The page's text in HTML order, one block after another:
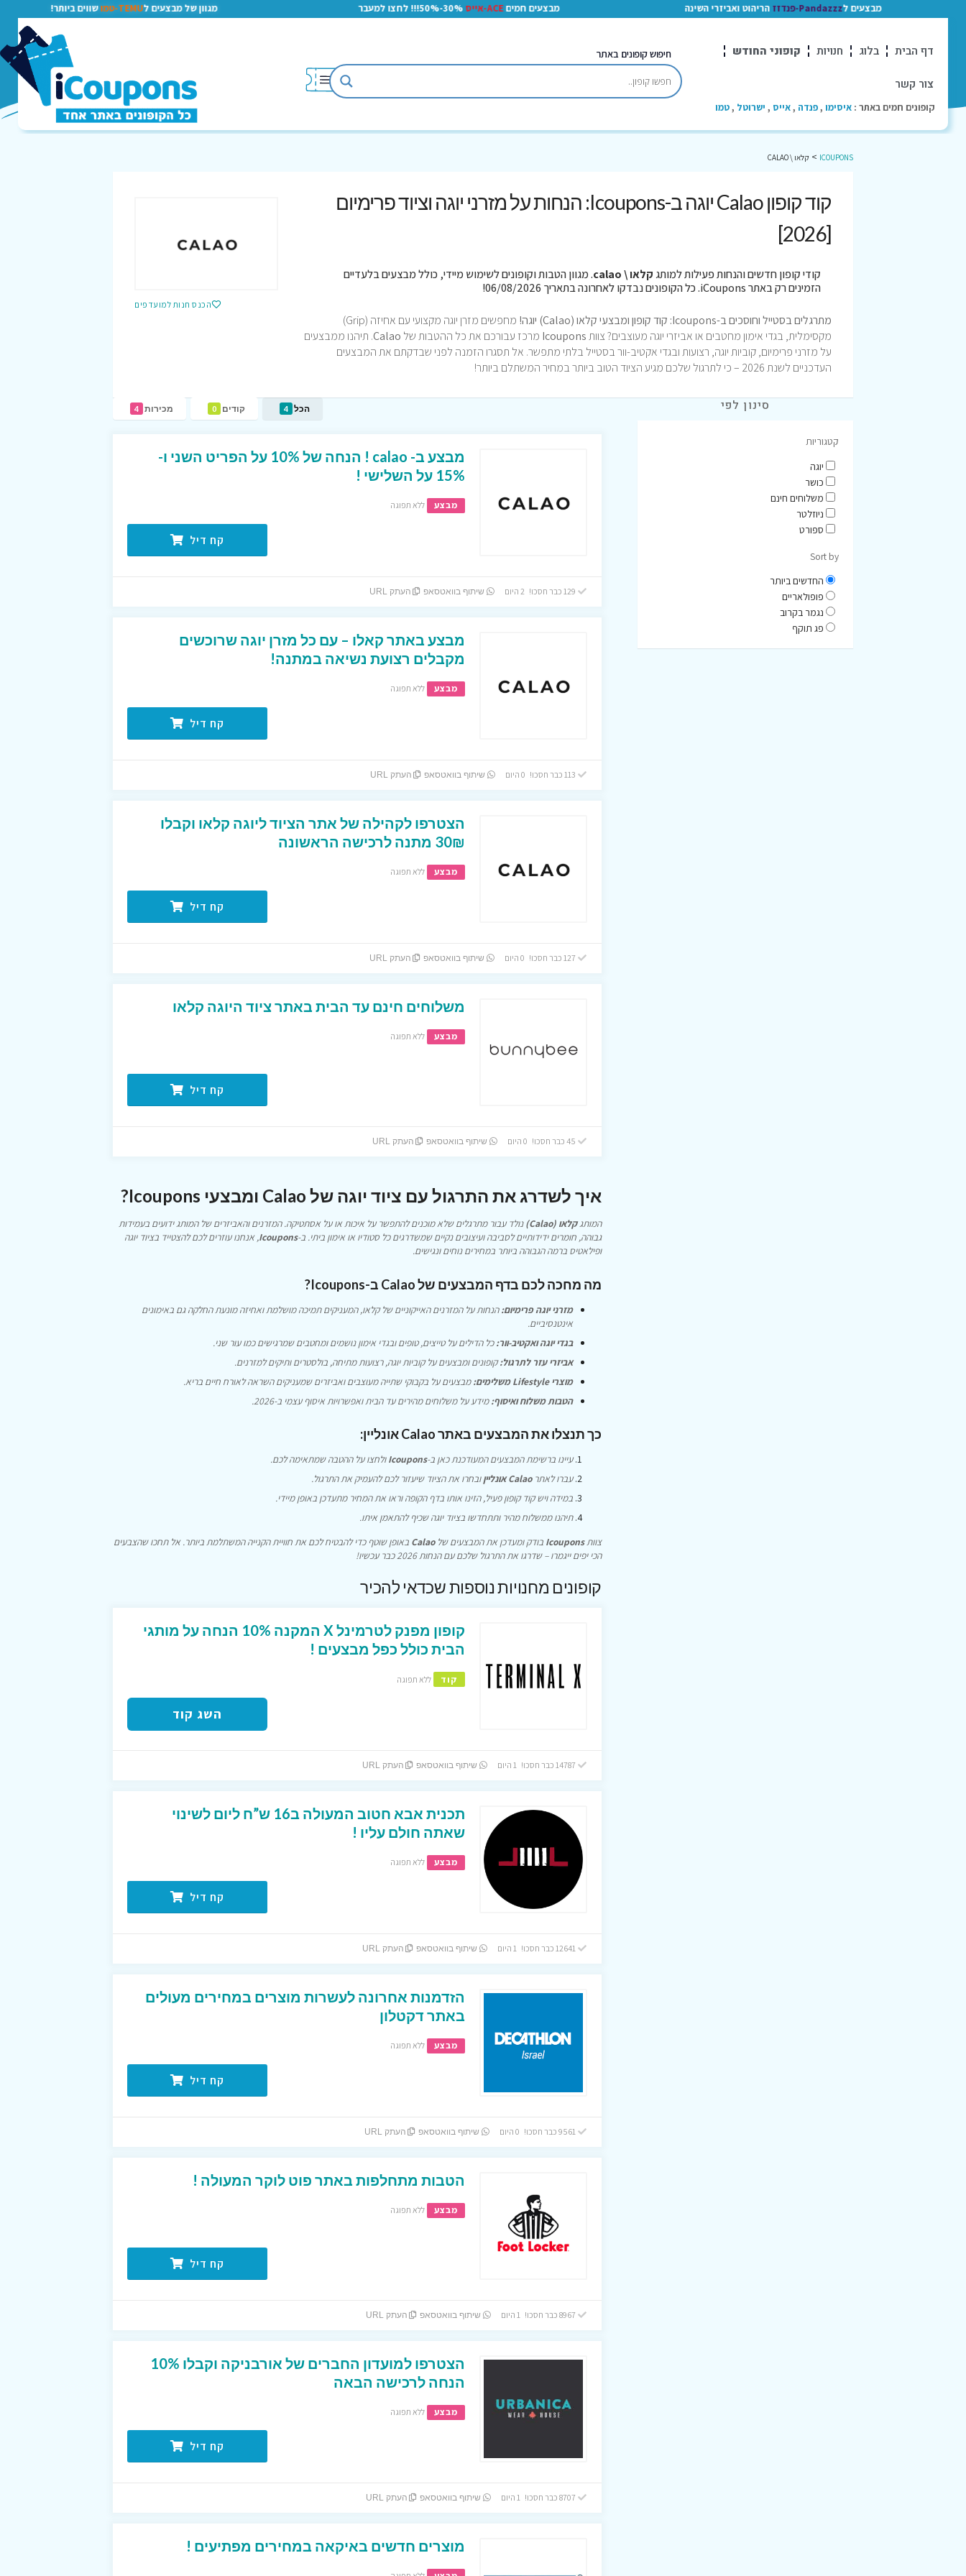
מבצעים לPandazzz-פנדזז הריהוט ואביזרי השינה מבצעים חמיםACE-אייס 30%-50%!!! לחצו למעבר מגוון של מבצעים לTEMU-טמו שווים ביותר!
דף הבית בלוג חנויות קופוני החודש
צור קשר
קופונים חמים באתר : איסימו ,פנדה ,אייס , ישרוטל ,טמו
חיפוש קופונים באתר
ICOUPONS
> קלאו \ CALAO
הכנס חנות למועדפים
קוד קופון Calao יוגה ב-Icoupons: הנחות על מזרני יוגה וציוד פרימיום
[2026]
קודי קופון חדשים והנחות פעילות למותגקלאו \ calao
. מגוון הטבות וקופונים לשימוש מיידי, כולל מבצעים בלעדיים
הזמינים רק באתר iCoupons. כל הקופונים נבדקו לאחרונה בתאריך 06/08/2026!
מתרגלים בסטייל וחוסכים ב-Icoupons: קוד קופון ומבצעי קלאו (Calao) יוגה!
מחפשים מזרן יוגה מקצועי עם אחיזה (Grip)
מקסימלית, בגדי אימון מחטבים או אביזרי יוגה מעוצבים? צוותIcoupons מרכז עבורכם את כל ההטבות של Calao. תיהנו ממבצעים
על מזרני פרימיום, קוביות יוגה, רצועות ובגדי אקטיב-וור בסטייל בלתי מתפשר. אל תסגרו הזמנה לפני שבדקתם את המבצעים
העדכניים לשנת 2026 – כי לתרגול שלכם מגיע הציוד הטוב ביותר במחיר המשתלם ביותר!
הכל 4 קודים 0 מכירות 4
מבצע ב- calao ! הנחה של 10% על הפריט השני ו-
15% על השלישי !
מבצע ללא תפוגה
קח דיל
שיתוף בוואטסאפ העתק URL
מבצע באתר קאלו – עם כל מזרן יוגה שרוכשים
מקבלים רצועת נשיאה במתנה!
מבצע ללא תפוגה
קח דיל
שיתוף בוואטסאפ העתק URL
הצטרפו לקהילה של אתר הציוד ליוגה קלאו וקבלו
30₪ מתנה לרכישה הראשונה
מבצע ללא תפוגה
קח דיל
שיתוף בוואטסאפ העתק URL
משלוחים חינם עד הבית באתר ציוד היוגה קלאו
מבצע ללא תפוגה
קח דיל
שיתוף בוואטסאפ העתק URL
איך לשדרג את התרגול עם ציוד יוגה של Calao ומבצעי Icoupons?
המותגקלאו (Calao)
נולד עבור מתרגלים שלא מוכנים להתפשר על איכות או על אסתטיקה. המזרנים והאביזרים של המותג ידועים בעמידות
גבוהה, חומרים ידידותיים לסביבה ועיצובים נקיים שמשדרגים כל סטודיו או אימון ביתי. ב-Icoupons, אנחנו עוזרים לכם להצטייד בציוד יוגה
ופילאטיס ברמה הגבוהה ביותר במחירים נוחים ונגישים.
מה מחכה לכם בדף המבצעים של Calao ב-Icoupons?
מזרני יוגה פרימיום:הנחות על המזרנים האייקוניים של קלאו, המעניקים תמיכה מושלמת ואחיזה מונעת החלקה גם באימונים
אינטנסיביים.
בגדי יוגה ואקטיב-וור:כל הדילים על טייצים, טופים ובגדי אימון נושמים ומחטבים שמרגישים כמו עור שני.
אביזרי עזר לתרגול:קופונים ומבצעים על קוביות יוגה, רצועות מתיחה, בולסטרים ותיקים למזרנים.
מוצרי Lifestyle משלימים:
מבצעים על בקבוקי שתייה מעוצבים ואביזרים שמעניקים השראה לאורח חיים בריא.
הטבות משלוח ואיסוף:מידע על משלוחים מהירים עד הבית ואפשרויות איסוף עצמי ב-2026.
כך תנצלו את המבצעים באתר Calao אונליין:
עיינו ברשימת המבצעים המעודכנת כאן ב-Icouponsולחצו על ההטבה שמתאימה לכם.
עברו לאתרCalao אונליין
ובחרו את הציוד שיעזור לכם להעמיק את התרגול.
במידה ויש קוד קופון פעיל, הזינו אותו בדף הקופה וראו את המחיר מתעדכן באופן מיידי.
תיהנו ממשלוח מהיר ותתחדשו בציוד יוגה שכיף להתאמן איתו.
צוותIcoupons בודק ומעדכן את המבצעים שלCalao באופן שוטף כדי להבטיח לכם את חוויית הקנייה המשתלמת ביותר. אל תחכו שהצבעים
הכי יפים ייגמרו – שדרגו את התרגול שלכם עם הנחות 2026 כבר עכשיו!
קופונים מחנויות נוספות שכדאי להכיר
קופון מפנק לטרמינל X המקנה 10% הנחה על מותגי
הבית כולל כפל מבצעים !
קוד ללא תפוגה
השג קוד
שיתוף בוואטסאפ העתק URL
תכנית אבא חטוב המעולה ב16 ש”ח ליום לשינוי
שאתה חולם עליו !
מבצע ללא תפוגה
קח דיל
שיתוף בוואטסאפ העתק URL
הזדמנות אחרונה לעשרות מוצרים במחירים מעולים
באתר דקטלון
מבצע ללא תפוגה
קח דיל
שיתוף בוואטסאפ העתק URL
הטבות מתחלפות באתר פוט לוקר המעולה !
מבצע ללא תפוגה
קח דיל
שיתוף בוואטסאפ העתק URL
הצטרפו למועדון החברים של אורבניקה וקבלו 10%
הנחה לרכישה הבאה
מבצע ללא תפוגה
קח דיל
שיתוף בוואטסאפ העתק URL
מוצרים חדשים באיקאה במחירים מפתיעים !
סינון לפי
קטגוריות
יוגה
כושר
משלוחים חינם
ניוזלטר
ספורט
Sort by
החדשים ביותר
פופולאריים
נגמר בקרוב
פג תוקף